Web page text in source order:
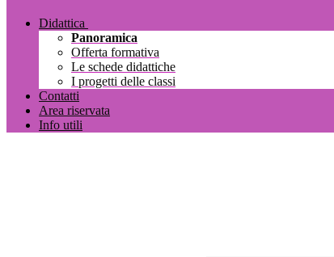
Didattica
Panoramica
Offerta formativa
Le schede didattiche
I progetti delle classi
Contatti
Area riservata
Info utili